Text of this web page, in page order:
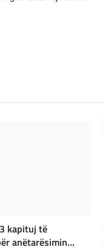
kapituj të
anëtarësimin...